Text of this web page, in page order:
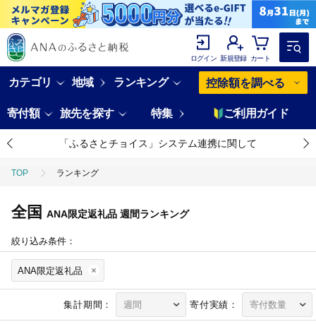
ログイン 新規登録 カート
カテゴリ 地域 ランキング 控除額を調べる
寄付額 旅先を探す 特集 ご利用ガイド
「ふるさとチョイス」システム連携に関して
TOP ランキング
全国 ANA限定返礼品 週間ランキング
絞り込み条件：
ANA限定返礼品
集計期間： 寄付実績：